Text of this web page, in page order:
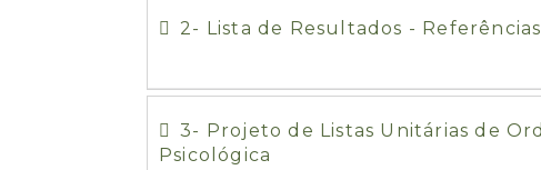
2- Lista de Resultados -
3- Projeto de Listas Unitárias de
Psicológica